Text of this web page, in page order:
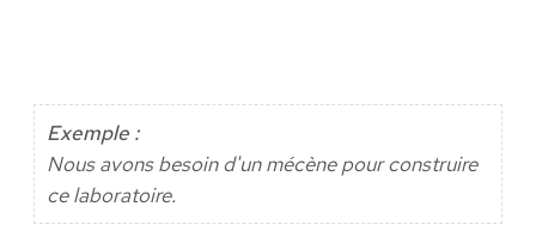
Exemple :
Nous avons besoin d'un mécène pour construire
ce laboratoire.